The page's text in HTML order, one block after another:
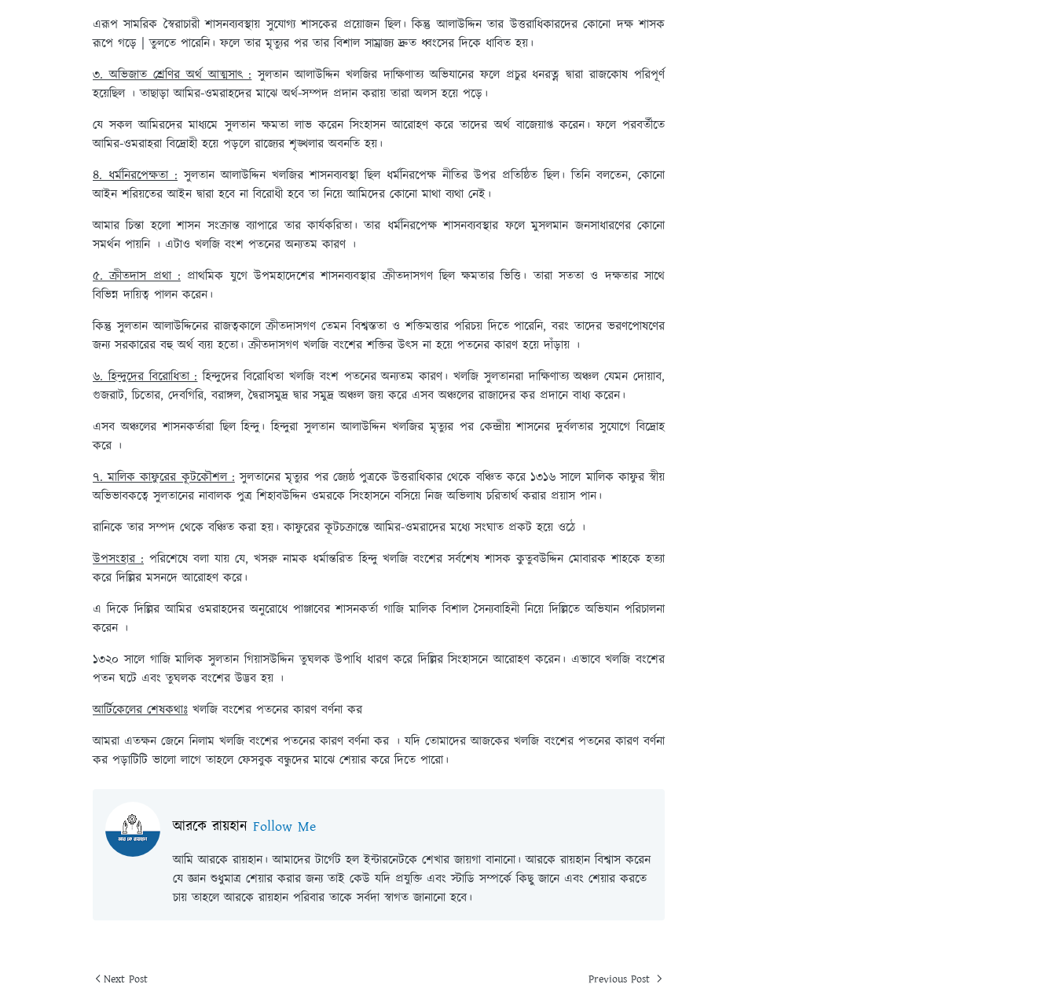
এরূপ সামরিক স্বৈরাচারী শাসনব্যবস্থায় সুযোগ্য শাসকের প্রয়োজন ছিল। কিন্তু আলাউদ্দিন তার উত্তরাধিকারদের কোনো দক্ষ শাসক
রূপে গড়ে | তুলতে পারেনি। ফলে তার মৃত্যুর পর তার বিশাল সাম্রাজ্য দ্রুত ধ্বংসের দিকে ধাবিত হয়।
৩. অভিজাত শ্রেণির অর্থ আত্মসাৎ :সুলতান আলাউদ্দিন খলজির দাক্ষিণাত্য অভিযানের ফলে প্রচুর ধনরত্ন দ্বারা রাজকোষ পরিপূর্ণ
হয়েছিল । তাছাড়া আমির-ওমরাহদের মাঝে অর্থ-সম্পদ প্রদান করায় তারা অলস হয়ে পড়ে।
যে সকল আমিরদের মাধ্যমে সুলতান ক্ষমতা লাভ করেন সিংহাসন আরোহণ করে তাদের অর্থ বাজেয়াপ্ত করেন। ফলে পরবর্তীতে
আমির-ওমরাহরা বিদ্রোহী হয়ে পড়লে রাজ্যের শৃঙ্খলার অবনতি হয়।
৪. ধর্মনিরপেক্ষতা : সুলতান আলাউদ্দিন খলজির শাসনব্যবস্থা ছিল ধর্মনিরপেক্ষ নীতির উপর প্রতিষ্ঠিত ছিল। তিনি বলতেন, কোনো
আইন শরিয়তের আইন দ্বারা হবে না বিরোধী হবে তা নিয়ে আমিদের কোনো মাথা ব্যথা নেই।
আমার চিন্তা হলো শাসন সংক্রান্ত ব্যাপারে তার কার্যকরিতা। তার ধর্মনিরপেক্ষ শাসনব্যবস্থার ফলে মুসলমান জনসাধারণের কোনো
সমর্থন পায়নি । এটাও খলজি বংশ পতনের অন্যতম কারণ ।
৫. ক্রীতদাস প্রথা :প্রাথমিক যুগে উপমহাদেশের শাসনব্যবস্থার ক্রীতদাসগণ ছিল ক্ষমতার ভিত্তি। তারা সততা ও দক্ষতার সাথে
বিভিন্ন দায়িত্ব পালন করেন।
কিন্তু সুলতান আলাউদ্দিনের রাজত্বকালে ক্রীতদাসগণ তেমন বিশ্বস্ততা ও শক্তিমত্তার পরিচয় দিতে পারেনি, বরং তাদের ভরণপোষণের
জন্য সরকারের বহু অর্থ ব্যয় হতো। ক্রীতদাসগণ খলজি বংশের শক্তির উৎস না হয়ে পতনের কারণ হয়ে দাঁড়ায় ।
৬. হিন্দুদের বিরোধিতা :হিন্দুদের বিরোধিতা খলজি বংশ পতনের অন্যতম কারণ। খলজি সুলতানরা দাক্ষিণাত্য অঞ্চল যেমন দোয়াব,
গুজরাট, চিতোর, দেবগিরি, বরাঙ্গল, দ্বৈরাসমুদ্র দ্বার সমুদ্র অঞ্চল জয় করে এসব অঞ্চলের রাজাদের কর প্রদানে বাধ্য করেন।
এসব অঞ্চলের শাসনকর্তারা ছিল হিন্দু। হিন্দুরা সুলতান আলাউদ্দিন খলজির মৃত্যুর পর কেন্দ্রীয় শাসনের দুর্বলতার সুযোগে বিদ্রোহ
করে ।
৭. মালিক কাফুরের কূটকৌশল :সুলতানের মৃত্যুর পর জ্যেষ্ঠ পুত্রকে উত্তরাধিকার থেকে বঞ্চিত করে ১৩১৬ সালে মালিক কাফুর স্বীয়
অভিভাবকত্বে সুলতানের নাবালক পুত্র শিহাবউদ্দিন ওমরকে সিংহাসনে বসিয়ে নিজ অভিলাষ চরিতার্থ করার প্রয়াস পান।
রানিকে তার সম্পদ থেকে বঞ্চিত করা হয়। কাফুরের কূটচক্রান্তে আমির-ওমরাদের মধ্যে সংঘাত প্রকট হয়ে ওঠে ।
উপসংহার : পরিশেষে বলা যায় যে, খসরু নামক ধর্মান্তরিত হিন্দু খলজি বংশের সর্বশেষ শাসক কুতুবউদ্দিন মোবারক শাহকে হত্যা
করে দিল্লির মসনদে আরোহণ করে।
এ দিকে দিল্লির আমির ওমরাহদের অনুরোধে পাঞ্জাবের শাসনকর্তা গাজি মালিক বিশাল সৈন্যবাহিনী নিয়ে দিল্লিতে অভিযান পরিচালনা
করেন ।
১৩২০ সালে গাজি মালিক সুলতান গিয়াসউদ্দিন তুঘলক উপাধি ধারণ করে দিল্লির সিংহাসনে আরোহণ করেন। এভাবে খলজি বংশের
পতন ঘটে এবং তুঘলক বংশের উদ্ভব হয় ।
আর্টিকেলের শেষকথাঃ খলজি বংশের পতনের কারণ বর্ণনা কর
আমরা এতক্ষন জেনে নিলাম খলজি বংশের পতনের কারণ বর্ণনা কর । যদি তোমাদের আজকের খলজি বংশের পতনের কারণ বর্ণনা
কর পড়াটিটি ভালো লাগে তাহলে ফেসবুক বন্ধুদের মাঝে শেয়ার করে দিতে পারো।
আরকে রায়হান Follow Me
আমি আরকে রায়হান। আমাদের টার্গেট হল ইন্টারনেটকে শেখার জায়গা বানানো। আরকে রায়হান বিশ্বাস করেন
যে জ্ঞান শুধুমাত্র শেয়ার করার জন্য তাই কেউ যদি প্রযুক্তি এবং স্টাডি সম্পর্কে কিছু জানে এবং শেয়ার করতে
চায় তাহলে আরকে রায়হান পরিবার তাকে সর্বদা স্বাগত জানানো হবে।
Next Post Previous Post